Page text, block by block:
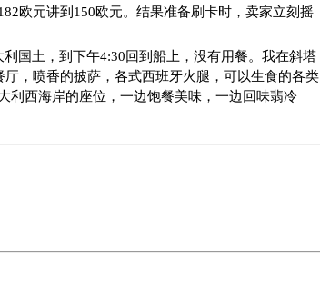
欧元讲到150欧元。结果准备刷卡时，卖家立刻摇
国土，到下午4:30回到船上，没有用餐。我在斜塔
，喷香的披萨，各式西班牙火腿，可以生食的各类
利西海岸的座位，一边饱餐美味，一边回味翡冷